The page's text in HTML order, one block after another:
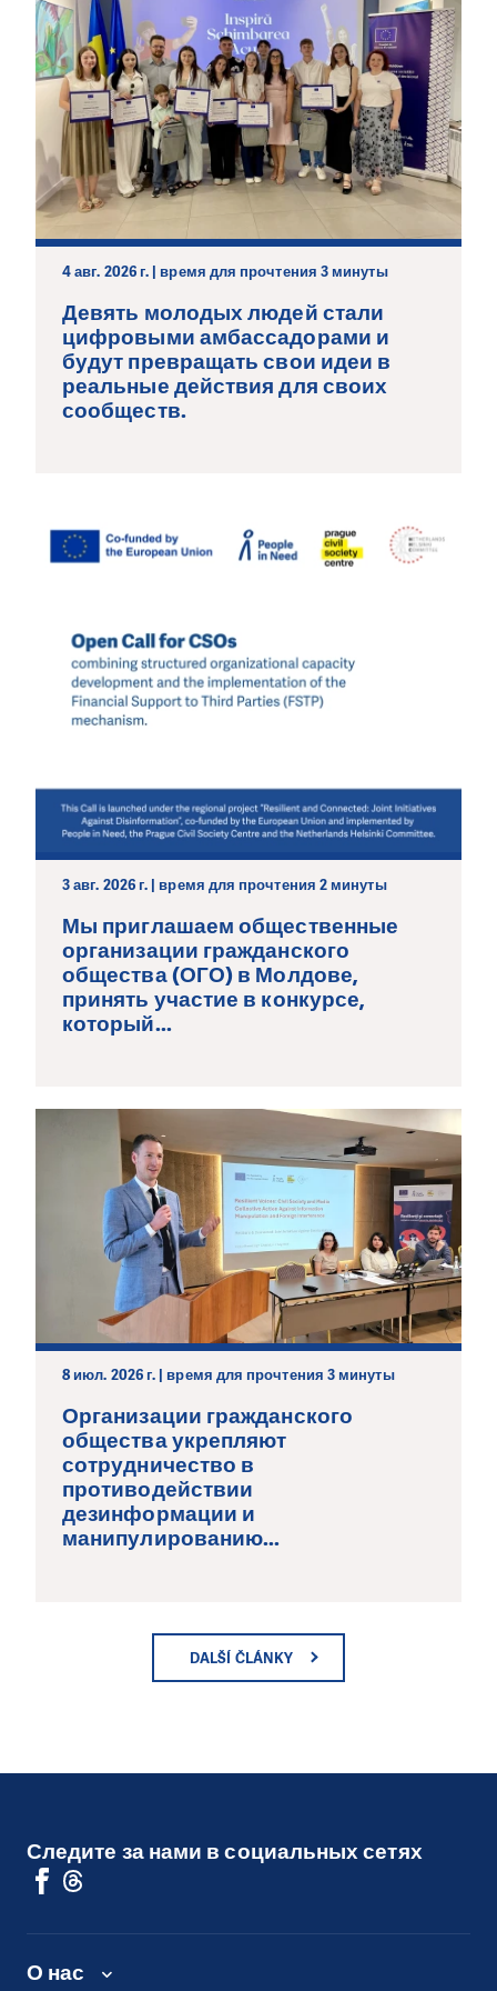
4 авг. 2026 г. | время для прочтения 3 минуты
Девять молодых людей стали
цифровыми амбассадорами и
будут превращать свои идеи в
реальные действия для своих
сообществ.
3 авг. 2026 г. | время для прочтения 2 минуты
Мы приглашаем общественные
организации гражданского
общества (ОГО) в Молдове,
принять участие в конкурсе,
который...
8 июл. 2026 г. | время для прочтения 3 минуты
Организации гражданского
общества укрепляют
сотрудничество в
противодействии
дезинформации и
манипулированию...
DALŠÍ ČLÁNKY
Следите за нами в социальных сетях
О нас